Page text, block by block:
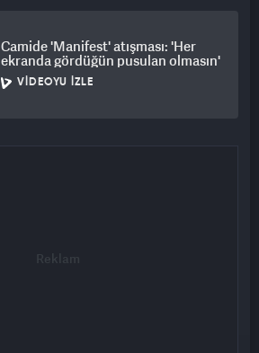
Camide 'Manifest' atışması: 'Her
ekranda gördüğün pusulan olmasın'
VIDEOYU İZLE